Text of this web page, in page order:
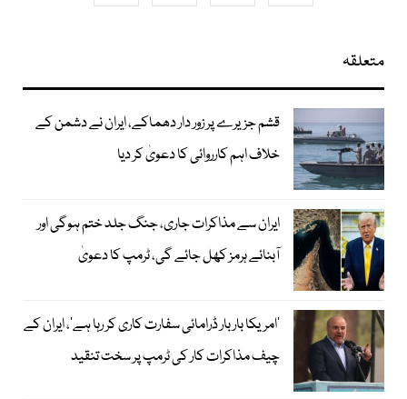
متعلقہ
قشم جزیرے پر زور دار دھماکے، ایران نے دشمن کے
خلاف اہم کارروائی کا دعویٰ کر دیا
ایران سے مذاکرات جاری، جنگ جلد ختم ہوگی اور
آبنائے ہرمز کھل جائے گی، ٹرمپ کا دعویٰ
’امریکا بار بار ڈرامائی سفارت کاری کر رہا ہے‘، ایران کے
چیف مذاکرات کار کی ٹرمپ پر سخت تنقید